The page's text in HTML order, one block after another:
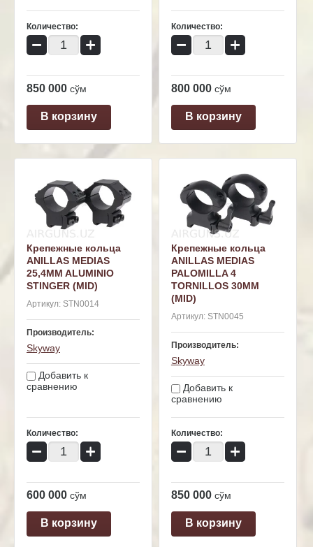
Количество:
− +
850 000 сўм
В корзину
Количество:
− +
800 000 сўм
В корзину
Крепежные кольца
ANILLAS MEDIAS
25,4MM ALUMINIO
STINGER (MID)
Артикул: STN0014
Производитель:
Skyway
Добавить к
сравнению
Количество:
− +
600 000 сўм
В корзину
Крепежные кольца
ANILLAS MEDIAS
PALOMILLA 4
TORNILLOS 30MM
(MID)
Артикул:STN0045
Производитель:
Skyway
Добавить к
сравнению
Количество:
− +
850 000 сўм
В корзину